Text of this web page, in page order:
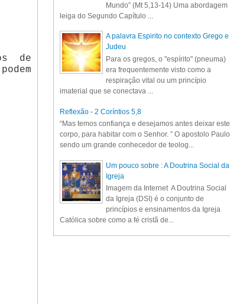
de
Mundo” (Mt 5,13-14) Uma abordagem
leiga do Segundo Capítulo ...
A palavra Espirito no contexto Grego e
Judeu
Para os gregos, o "espírito" (pneuma)
era frequentemente visto como a
respiração vital ou um princípio
imaterial que se conectava ...
Reflexão - 2 Coríntios 5,8
“Mas temos confiança e desejamos antes deixar este
corpo, para habitar com o Senhor. ” O apostolo Paulo
sendo um grande conhecedor de teolog...
Um pouco sobre : A Doutrina Social da
Igreja
Imagem da Internet A Doutrina Social
da Igreja (DSI) é o conjunto de
princípios e ensinamentos da Igreja
Católica sobre como a fé cristã de...